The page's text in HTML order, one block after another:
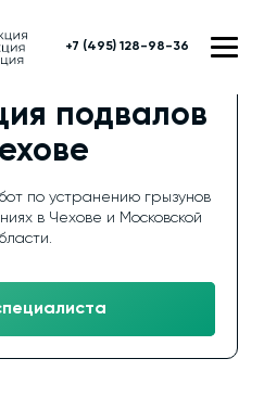
+7 (495) 128-98-36
подвалов
по устранению грызунов
в Чехове и Московской